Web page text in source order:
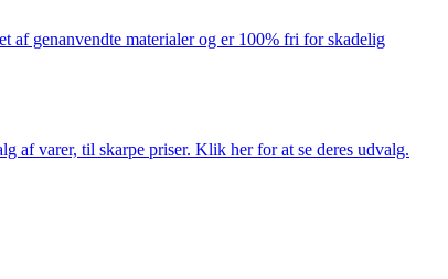
af genanvendte materialer og er 100% fri for skadelig
af varer, til skarpe priser. Klik her for at se deres udvalg.